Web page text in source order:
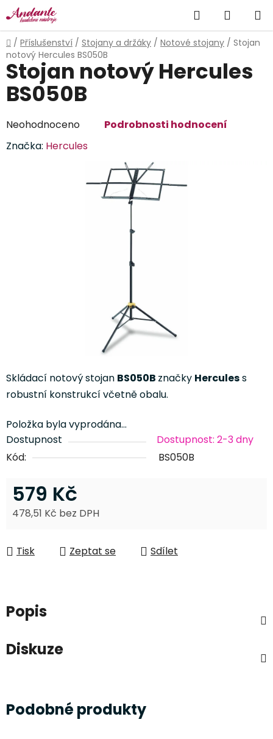
Přejít
na
obsah
Hledat
KOŠÍK
Domů
/ Příslušenství / Stojany a držáky / Notové stojany / Stojan
notový Hercules BS050B
Skládací notový stojan BS050B značky Herculess
robustní konstrukcí včetně obalu.
Položka byla vyprodána…
Dostupnost
Dostupnost: 2-3 dny
Kód:
BS050B
579 Kč
478,51 Kč bez DPH
Tisk
Zeptat se Sdílet
Stojan notový Hercules
BS050B
Průměrné
produktu
Neohodnoceno
Podrobnosti hodnocení
Značka: Hercules
Popis
Diskuze
Podobné produkty